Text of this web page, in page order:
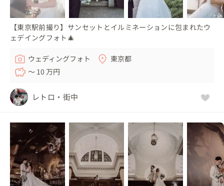
【東京駅前撮り】サンセットとイルミネーションに包まれたウ
ェデイングフォト🎄
ウェディングフォト
東京都
〜 10 万円
レトロ・街中